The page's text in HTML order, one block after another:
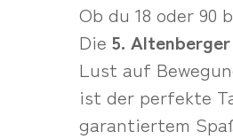
Ob du 18 oder 90
Die 5.
Lust auf
ist der perfekte
garantiertem